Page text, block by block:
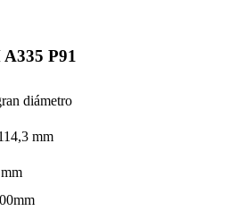
P91
diámetro
mm